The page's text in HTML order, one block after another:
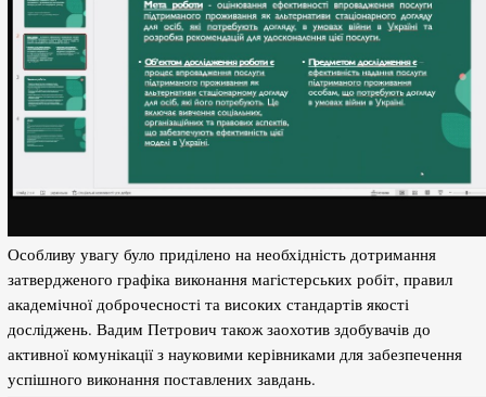
Особливу увагу було приділено на необхідність дотримання
затвердженого графіка виконання магістерських робіт, правил
академічної доброчесності та високих стандартів якості
досліджень. Вадим Петрович також заохотив здобувачів до
активної комунікації з науковими керівниками для забезпечення
успішного виконання поставлених завдань.